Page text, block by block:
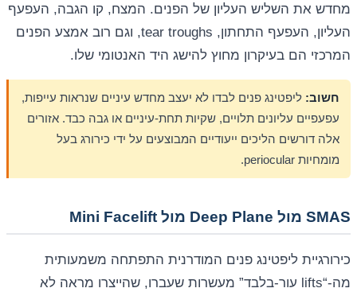
מחדש את השליש העליון של הפנים. המצח, קו הגבה, העפעף
העליון, העפעף התחתון, tear troughs, וגם רוב אמצע הפנים
המרכזי הם בעיקרון מחוץ להישג היד האנטומי שלו.
חשוב: ליפטינג פנים לבדו לא יעצב מחדש עיניים שנראות עייפות,
עפעפיים עליונים תלויים, שקיות תחת-עיניים או גבה כבד. אזורים
אלה דורשים הליכים ייעודיים המבוצעים על ידי כירורג בעל
מומחיות periocular.
SMAS מול Deep Plane מול Mini Facelift
כירורגיית ליפטינג פנים המודרנית התפתחה משמעותית
מה-“lifts עור-בלבד” מעשרות שעברו, שהייצרו מראה לא